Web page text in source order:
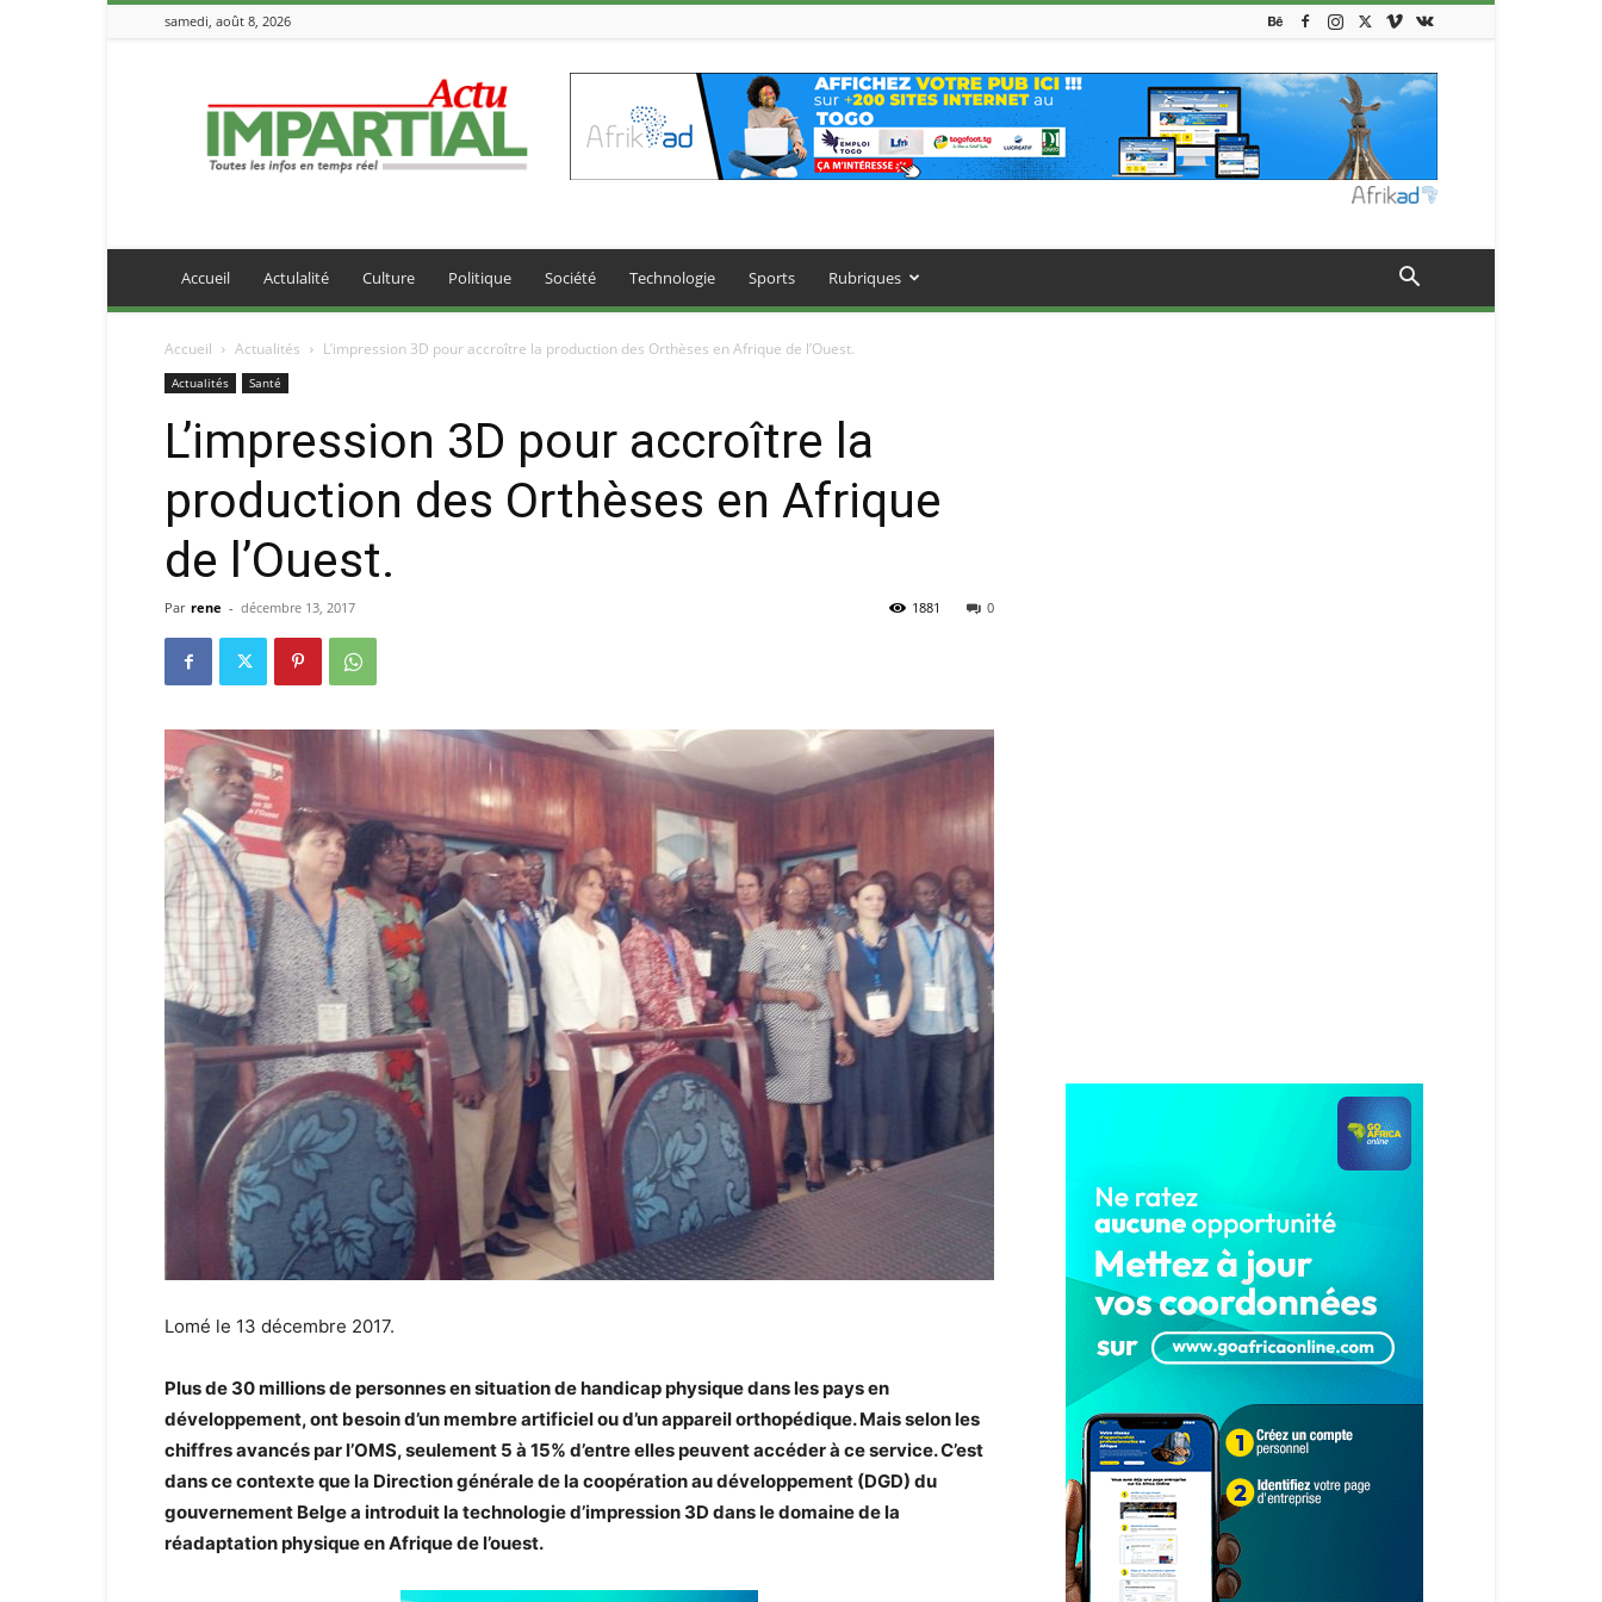
samedi, août 8, 2026
IMPARTIALACTU
Accueil Actulalité Culture Politique Société Technologie Sports Rubriques
Accueil Actualités L’impression 3D pour accroître la production des Orthèses en Afrique de l’Ouest.
Actualités Santé
L’impression 3D pour accroître la
production des Orthèses en Afrique
de l’Ouest.
Par rene - décembre 13, 2017 0
1881
Lomé le 13 décembre 2017.
Plus de 30 millions de personnes en situation de handicap physique dans les pays en
développement, ont besoin d’un membre artificiel ou d’un appareil orthopédique. Mais selon les
chiffres avancés par l’OMS, seulement 5 à 15% d’entre elles peuvent accéder à ce service. C’est
dans ce contexte que la Direction générale de la coopération au développement (DGD) du
gouvernement Belge a introduit la technologie d’impression 3D dans le domaine de la
réadaptation physique en Afrique de l’ouest.